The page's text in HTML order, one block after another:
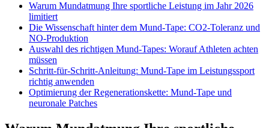
Warum Mundatmung Ihre sportliche Leistung im Jahr 2026
limitiert
Die Wissenschaft hinter dem Mund-Tape: CO2-Toleranz und
NO-Produktion
Auswahl des richtigen Mund-Tapes: Worauf Athleten achten
müssen
Schritt-für-Schritt-Anleitung: Mund-Tape im Leistungssport
richtig anwenden
Optimierung der Regenerationskette: Mund-Tape und
neuronale Patches